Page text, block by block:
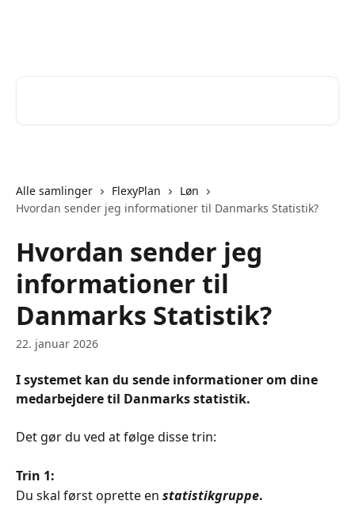
Alle samlinger FlexyPlan
Løn
Hvordan sender jeg informationer til Danmarks Statistik?
Hvordan sender jeg
informationer til
Danmarks Statistik?
22. januar 2026
I systemet kan du sende informationer om dine
medarbejdere til Danmarks statistik.
Det gør du ved at følge disse trin:
Trin 1:
Du skal først oprette en statistikgruppe.